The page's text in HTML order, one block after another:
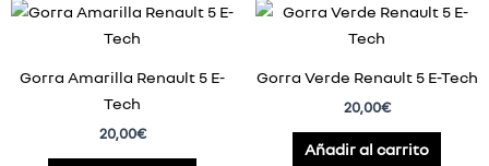
la
producto
la
Gorra Amarilla Renault 5 E-
Tech
20,00€
Gorra Verde Renault 5 E-Tech
20,00€
Añadir al carrito